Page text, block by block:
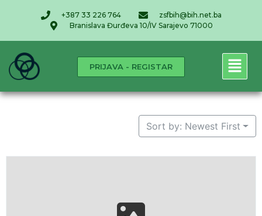
+387 33 226 764
zsfbih@bih.net.ba
Branislava Đurđeva 10/IV Sarajevo 71000
PRIJAVA - REGISTAR
Sort by: Newest First